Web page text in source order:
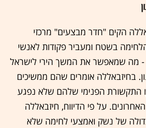
הקים "חדר מבצעים" מרכזי
בשטח ומעביר פקודות לאנשי
- מה שמאפשר את המשך הירי לישראל
בחיזבאללה אומרים שהם ממשיכים
התקשורת הפנימי שלהם שלא נפגע
על פי הדיווח, חיזבאללה
של נשק ואמצעי לחימה שלא